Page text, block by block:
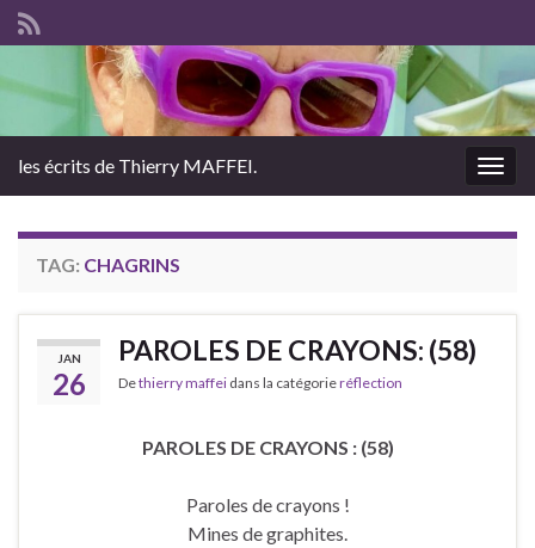
les écrits de Thierry MAFFEI.
TAG: CHAGRINS
JAN
26
PAROLES DE CRAYONS: (58)
Dethierry maffei dans la catégorieréflection
PAROLES DE CRAYONS : (58)
Paroles de crayons !
Mines de graphites.